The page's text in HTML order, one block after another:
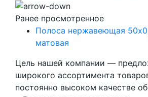
Ранее просмотренное
Полоса нержавеющая
матовая
Цель нашей компании —
широкого ассортимента
постоянно высоком качестве